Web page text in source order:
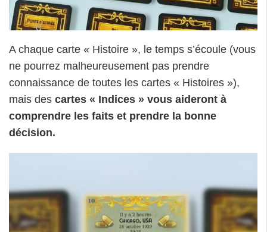
A chaque carte « Histoire », le temps s’écoule (vous
ne pourrez malheureusement pas prendre
connaissance de toutes les cartes « Histoires »),
mais des cartes « Indices » vous aideront à
comprendre les faits et prendre la bonne
décision.